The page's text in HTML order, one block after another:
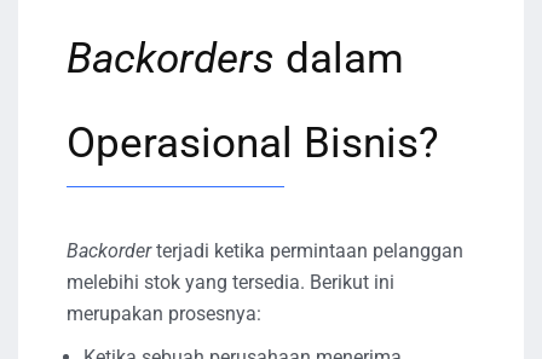
Backorders dalam
Operasional Bisnis?
Backorderterjadi ketika permintaan pelanggan
melebihi stok yang tersedia. Berikut ini
merupakan prosesnya: